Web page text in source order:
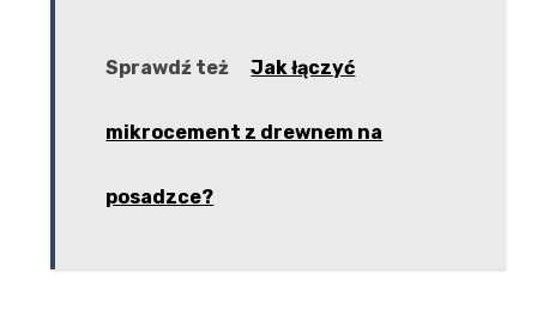
Sprawdź też Jak łączyć
mikrocement z drewnem na
posadzce?